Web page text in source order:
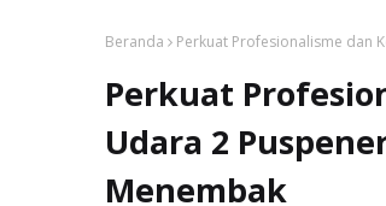
Beranda Perkuat Profesionalisme dan
Perkuat
Udara 2
Menembak